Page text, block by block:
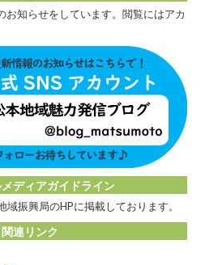
知らせをしています。閲覧にはアカ
ディアガイドライン
域振興局のHPに掲載しております。
関連リンク